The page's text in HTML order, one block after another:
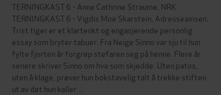
TERNINGKAST 6 - Anne Cathrine Straume, NRK.
TERNINGKAST 6 - Vigdis Moe Skarstein, Adresseavisen.
Trist tiger er et klartenkt og engasjerende personlig
essay som bryter tabuer. Fra Neige Sinno var sju til hun
fylte fjorten år forgrep stefaren seg på henne. Flere år
senere skriver Sinno om hva som skjedde. Uten patos,
uten å klage, prøver hun bokstavelig talt å trekke stiften
ut av det hun kaller…